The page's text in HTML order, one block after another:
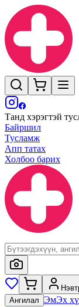
Танд хэрэгтэй
Байршил
Тусламж
Апп татах
Холбоо барих
Ангилал ЭмЭх